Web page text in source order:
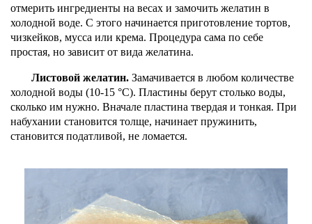
отмерить ингредиенты на весах и замочить желатин в
холодной воде. С этого начинается приготовление тортов,
чизкейков, мусса или крема. Процедура сама по себе
простая, но зависит от вида желатина.
Листовой желатин. Замачивается в любом количестве
холодной воды (10-15 °С). Пластины берут столько воды,
сколько им нужно. Вначале пластина твердая и тонкая. При
набухании становится толще, начинает пружинить,
становится податливой, не ломается.